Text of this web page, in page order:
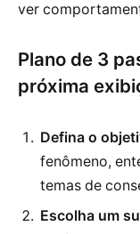
ver
Plano de 3
próxima
Defina o
fenômeno,
temas de
Escolha um